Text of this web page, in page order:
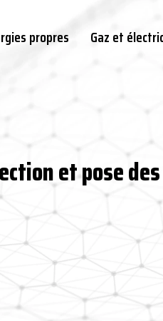
propres Gaz et
et pose